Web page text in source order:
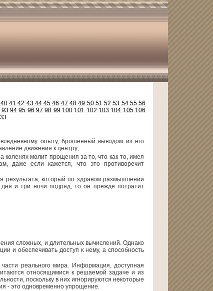
40 41 42 43 44 45 46 47 48 49 50 51 52 53 54 55 56
93 94 95 96 97 98 99 100 101 102 103 104 105 106
опыту, брошенный выводом из его
движения к центру;
молит прощения за то, что как-то, имея
даже если кажется, что это противоречит
результата, который по здравом размышлении
дня и три ночи подряд, то он прежде потратит
сложных, и длительных вычислений. Однако
и обеспечивать доступ к нему, а способность
реального мира. Информация, доступная
относящимися к решаемой задаче и из
поскольку в них игнорируются некоторые
- это одновременно упрощение.